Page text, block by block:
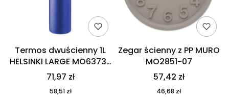
Termos dwuścienny 1L
HELSINKI LARGE MO6373-
04
71,97 zł
58,51 zł
Zegar ścienny z PP MURO
MO2851-07
57,42 zł
46,68 zł